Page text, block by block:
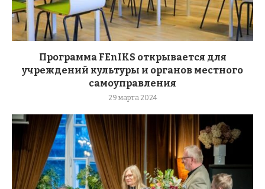
Программа FEnIKS открывается для
учреждений культуры и органов местного
самоуправления
29 марта 2024